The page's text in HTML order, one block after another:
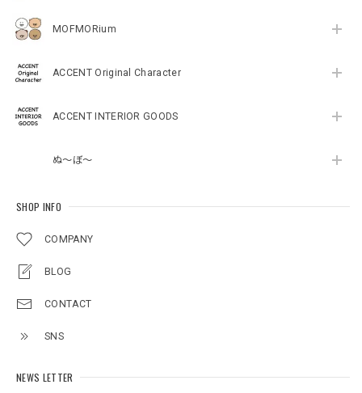
MOFMORium
ACCENT Original Character
ACCENT INTERIOR GOODS
ぬ～ぼ～
SHOP INFO
COMPANY
BLOG
CONTACT
SNS
NEWS LETTER